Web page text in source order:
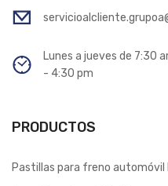
Lunes a jueves de 7:30
- 4:30 pm
PRODUCTOS
Pastillas para freno automóvil